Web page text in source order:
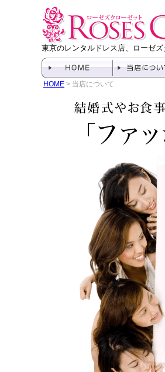
東京のレンタルドレス店、ローゼズ
HOME > 当店について